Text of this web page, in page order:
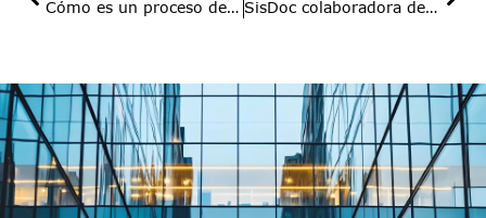
Cómo es un proceso de captura de datos SisDoc colaboradora de la campaña PYMES AMIGAS de UNICEF